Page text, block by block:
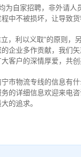
为自家招聘，非外请
中不被损坏，让导致
，利以义取”的原则，
企业多作贡献，我们
客户的深情厚爱，共创
市物流专线的信息有
的详细信息欢迎来电
的追求。